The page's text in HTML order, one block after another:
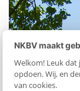
NKBV maakt
Welkom! Leuk
opdoen. Wij, en
van cookies.
I
n
W